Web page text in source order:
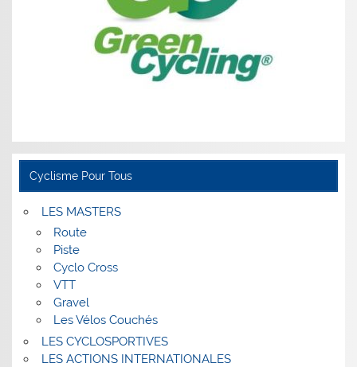
Cyclisme Pour Tous
LES MASTERS
Route
Piste
Cyclo Cross
VTT
Gravel
Les Vélos Couchés
LES CYCLOSPORTIVES
LES ACTIONS INTERNATIONALES